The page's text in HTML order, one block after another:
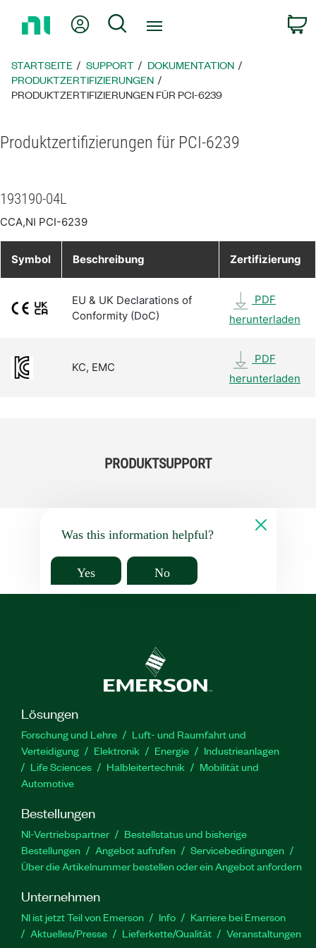
zur
Mein KontoSuche
STARTSEITE SUPPORT
DOKUMENTATION
PRODUKTZERTIFIZIERUNGEN
PRODUKTZERTIFIZIERUNGEN FÜR PCI-6239
Produktzertifizierungen für PCI-6239
193190-04L
CCA,NI PCI-6239
Symbol Beschreibung Zertifizierung
EU & UK Declarations of
Conformity (DoC)
PDF
herunterladen
KC, EMC
PDF
herunterladen
PRODUKTSUPPORT
Was this information helpful?
Yes No
Lösungen
Forschung und Lehre
Luft- und Raumfahrt und
Verteidigung
Elektronik Energie
Industrieanlagen
Life Sciences
Halbleitertechnik
Mobilität und
Automotive
Bestellungen
NI-Vertriebspartner
Bestellstatus und bisherige
Bestellungen
Angebot aufrufen
Servicebedingungen
Über die Artikelnummer bestellen oder ein Angebot anfordern
Unternehmen
NI ist jetzt Teil von Emerson Info
Karriere bei Emerson
Aktuelles/Presse
Lieferkette/Qualität Veranstaltungen